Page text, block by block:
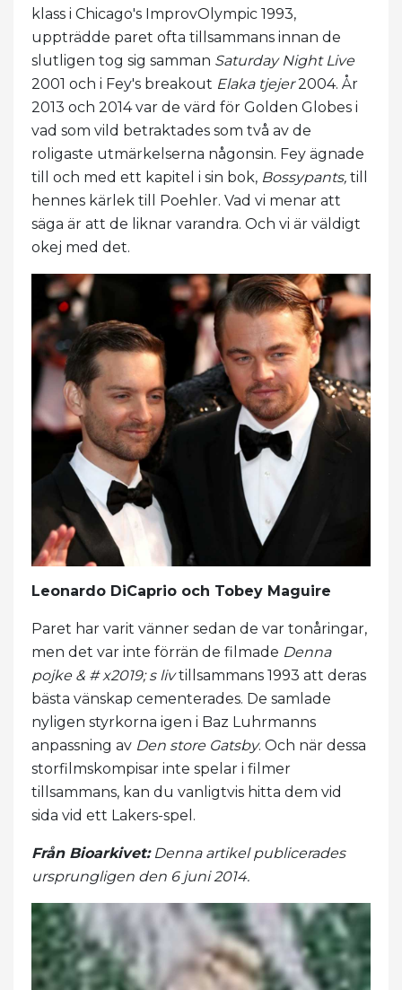
klass i Chicago's ImprovOlympic 1993,
uppträdde paret ofta tillsammans innan de
slutligen tog sig samman Saturday Night Live
2001 och i Fey's breakout Elaka tjejer2004. År
2013 och 2014 var de värd för Golden Globes i
vad som vild betraktades som två av de
roligaste utmärkelserna någonsin. Fey ägnade
till och med ett kapitel i sin bok, Bossypants, till
hennes kärlek till Poehler. Vad vi menar att
säga är att de liknar varandra. Och vi är väldigt
okej med det.
Leonardo DiCaprio och Tobey Maguire
Paret har varit vänner sedan de var tonåringar,
men det var inte förrän de filmade Denna
pojke & # x2019; s livtillsammans 1993 att deras
bästa vänskap cementerades. De samlade
nyligen styrkorna igen i Baz Luhrmanns
anpassning av Den store Gatsby. Och när dessa
storfilmskompisar inte spelar i filmer
tillsammans, kan du vanligtvis hitta dem vid
sida vid ett Lakers-spel.
Från Bioarkivet:Denna artikel publicerades
ursprungligen den 6 juni 2014.